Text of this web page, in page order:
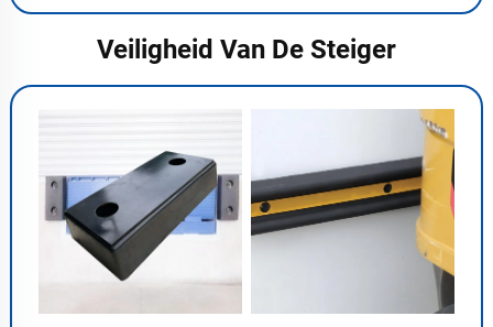
Veiligheid Van De Steiger